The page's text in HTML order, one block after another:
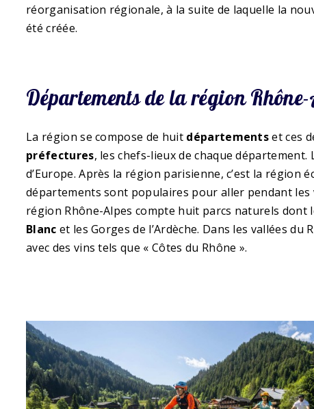
réorganisation régionale, à la suite de laquelle la
été créée.
Départements de la région
La région se compose de huit départementset ces
préfectures, les chefs-lieux de chaque
d’Europe. Après la région parisienne, c’est la région
départements sont populaires pour aller pendant les
région Rhône-Alpes compte huit parcs naturels dont
Blanc et les Gorges de l’Ardèche. Dans les vallées
avec des vins tels que « Côtes du Rhône ».